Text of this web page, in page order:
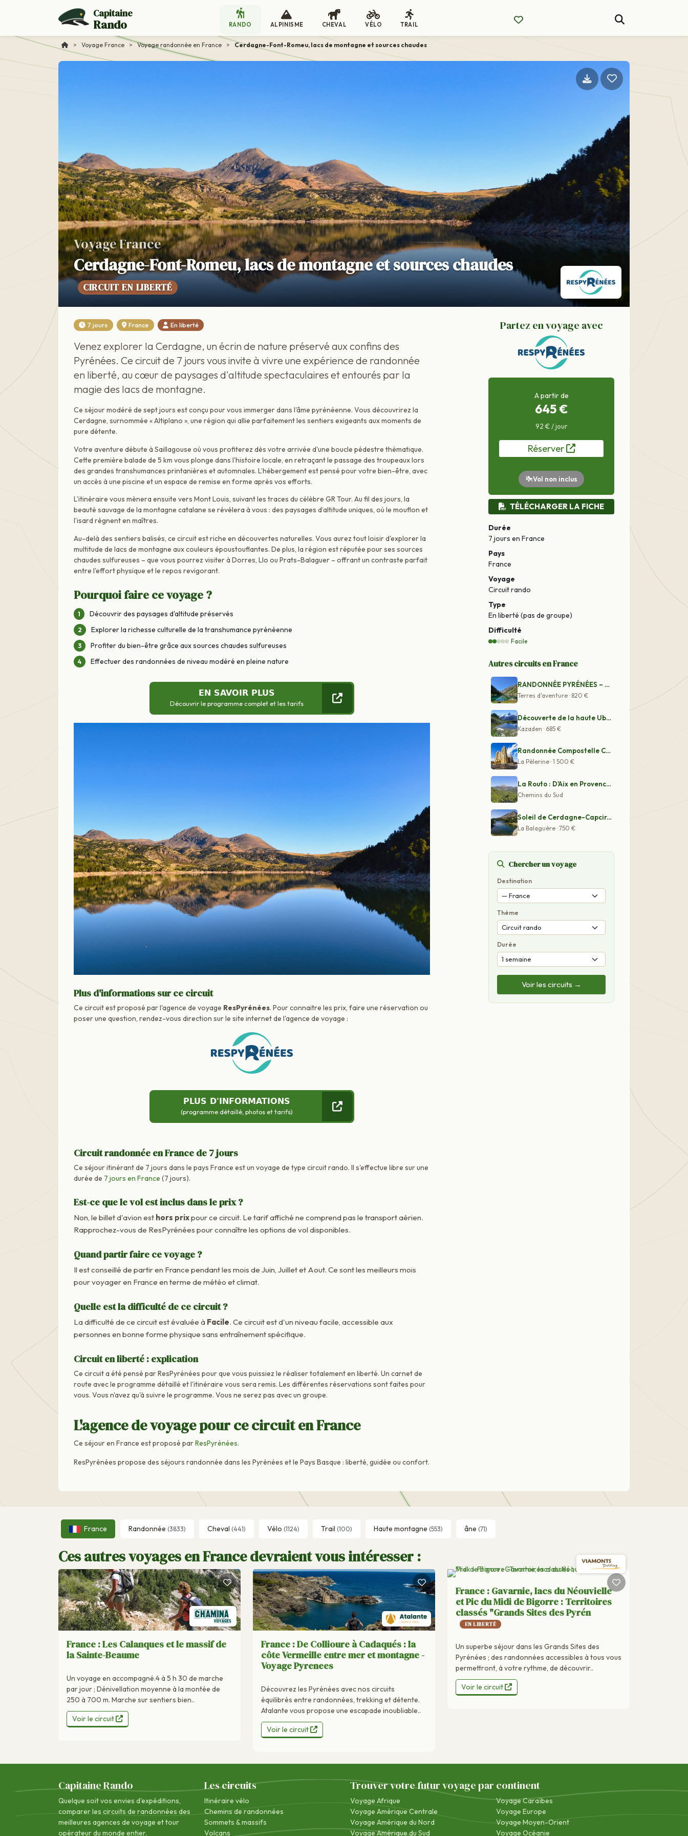
Capitaine
Rando RANDO ALPINISME CHEVAL VÉLO TRAIL
> Voyage France > Voyage randonnée en France > Cerdagne-Font-Romeu, lacs de montagne et sources chaudes
Voyage France
Cerdagne-Font-Romeu, lacs de montagne et sources chaudes
CIRCUIT EN LIBERTÉ
7 jours France En liberté
Venez explorer la Cerdagne, un écrin de nature préservé aux confins des
Pyrénées. Ce circuit de 7 jours vous invite à vivre une expérience de randonnée
en liberté, au cœur de paysages d'altitude spectaculaires et entourés par la
magie des lacs de montagne.
Ce séjour modéré de sept jours est conçu pour vous immerger dans l'âme pyrénéenne. Vous découvrirez la
Cerdagne, surnommée « Altiplano », une région qui allie parfaitement les sentiers exigeants aux moments de
pure détente.
Votre aventure débute à Saillagouse où vous profiterez dès votre arrivée d'une boucle pédestre thématique.
Cette première balade de 5 km vous plonge dans l'histoire locale, en retraçant le passage des troupeaux lors
des grandes transhumances printanières et automnales. L’hébergement est pensé pour votre bien-être, avec
un accès à une piscine et un espace de remise en forme après vos efforts.
L'itinéraire vous mènera ensuite vers Mont Louis, suivant les traces du célèbre GR Tour. Au fil des jours, la
beauté sauvage de la montagne catalane se révélera à vous : des paysages d’altitude uniques, où le mouflon et
l’isard règnent en maîtres.
Au-delà des sentiers balisés, ce circuit est riche en découvertes naturelles. Vous aurez tout loisir d'explorer la
multitude de lacs de montagne aux couleurs époustouflantes. De plus, la région est réputée pour ses sources
chaudes sulfureuses – que vous pourrez visiter à Dorres, Llo ou Prats-Balaguer – offrant un contraste parfait
entre l'effort physique et le repos revigorant.
Pourquoi faire ce voyage ?
Découvrir des paysages d'altitude préservés
Explorer la richesse culturelle de la transhumance pyrénéenne
Profiter du bien-être grâce aux sources chaudes sulfureuses
Effectuer des randonnées de niveau modéré en pleine nature
EN SAVOIR PLUS
Découvrir le programme complet et les tarifs
Plus d'informations sur ce circuit
Ce circuit est proposé par l'agence de voyage ResPyrénées. Pour connaitre les prix, faire une réservation ou
poser une question, rendez-vous direction sur le site internet de l'agence de voyage :
PLUS D'INFORMATIONS
(programme détaillé, photos et tarifs)
Circuit randonnée en France de 7 jours
Ce séjour itinérant de 7 jours dans le pays France est un voyage de type circuit rando. Il s'effectue libre sur une
durée de 7 jours en France (7 jours).
Est-ce que le vol est inclus dans le prix ?
Non, le billet d'avion est hors prixpour ce circuit. Le tarif affiché ne comprend pas le transport aérien.
Rapprochez-vous de ResPyrénées pour connaître les options de vol disponibles.
Quand partir faire ce voyage ?
Il est conseillé de partir en France pendant les mois de Juin, Juillet et Aout. Ce sont les meilleurs mois
pour voyager en France en terme de météo et climat.
Quelle est la difficulté de ce circuit ?
La difficulté de ce circuit est évaluée à Facile. Ce circuit est d'un niveau facile, accessible aux
personnes en bonne forme physique sans entraînement spécifique.
Circuit en liberté : explication
Ce circuit a été pensé par ResPyrénées pour que vous puissiez le réaliser totalement en liberté. Un carnet de
route avec le programme détaillé et l'itinéraire vous sera remis. Les différentes réservations sont faites pour
vous. Vous n'avez qu'à suivre le programme. Vous ne serez pas avec un groupe.
Partez en voyage avec
A partir de
645 €
92 € / jour
Réserver
Vol non inclus
TÉLÉCHARGER LA FICHE
Durée
7 jours en France
Pays
France
Voyage
Circuit rando
Type
En liberté (pas de groupe)
Difficulté
Facile
Autres circuits en France
RANDONNÉE PYRÉNÉES – GR10 CAUTERETS – NEOUVIELLE
Terres d'aventure · 820 €
Découverte de la haute Ubaye et du Val Maïra
Kazaden · 685 €
Randonnée Compostelle Camino Francès de Leon à Santiago
La Pèlerine · 1 500 €
La Routo : D'Aix en Provence à Digne les Bains
Chemins du Sud
Soleil de Cerdagne-Capcir, pays des lacs et eaux chaude
La Balaguère · 750 €
Chercher un voyage
Destination
Thème
Durée
Voir les circuits →
L'agence de voyage pour ce circuit en France
Ce séjour en France est proposé parResPyrénées.
ResPyrénées propose des séjours randonnée dans les Pyrénées et le Pays Basque : liberté, guidée ou confort.
France Randonnée (3833) Cheval (441) Vélo (1124) Trail (100) Haute montagne (553) âne (71)
Ces autres voyages en France devraient vous intéresser :
France : Les Calanques et le massif de
la Sainte-Beaume
Un voyage en accompagné.4 à 5 h 30 de marche
par jour ; Dénivellation moyenne à la montée de
250 à 700 m. Marche sur sentiers bien..
Voir le circuit
France : De Collioure à Cadaqués : la
côte Vermeille entre mer et montagne -
Voyage Pyrenees
Découvrez les Pyrénées avec nos circuits
équilibrés entre randonnées, trekking et détente.
Atalante vous propose une escapade inoubliable..
Voir le circuit
France : Gavarnie, lacs du Néouvielle
et Pic du Midi de Bigorre : Territoires
classés "Grands Sites des Pyrén
EN LIBERTÉ
Un superbe séjour dans les Grands Sites des
Pyrénées ; des randonnées accessibles à tous vous
permettront, à votre rythme, de découvrir..
Voir le circuit
Capitaine Rando
Quelque soit vos envies d'expéditions,
comparer les circuits de randonnées des
meilleures agences de voyage et tour
opérateur du monde entier.
Les circuits
Itinéraire vélo
Chemins de randonnées
Sommets & massifs
Volcans
Trouver votre futur voyage par continent
Voyage Afrique
Voyage Amérique Centrale
Voyage Amérique du Nord
Voyage Amérique du Sud
Voyage Caraïbes
Voyage Europe
Voyage Moyen-Orient
Voyage Océanie